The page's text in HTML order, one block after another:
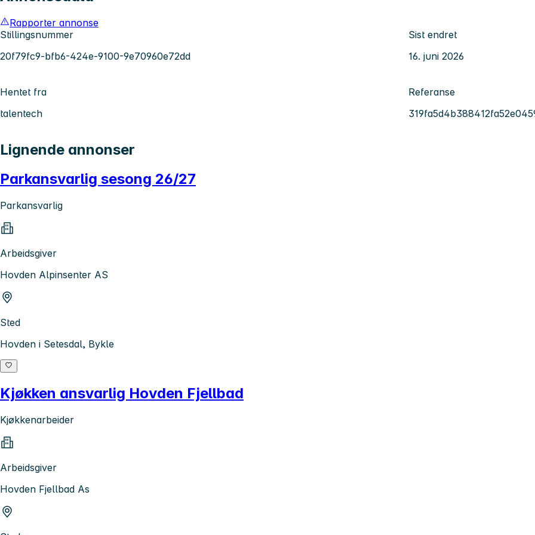
Rapporter annonse
Stillingsnummer
20f79fc9-bfb6-424e-9100-9e70960e72dd
Sist endret
16. juni 2026
Hentet fra
talentech
Referanse
Lignende annonser
Parkansvarlig sesong 26/27
Parkansvarlig
Arbeidsgiver
Hovden Alpinsenter AS
Sted
Hovden i Setesdal, Bykle
Kjøkken ansvarlig Hovden Fjellbad
Kjøkkenarbeider
Arbeidsgiver
Hovden Fjellbad As